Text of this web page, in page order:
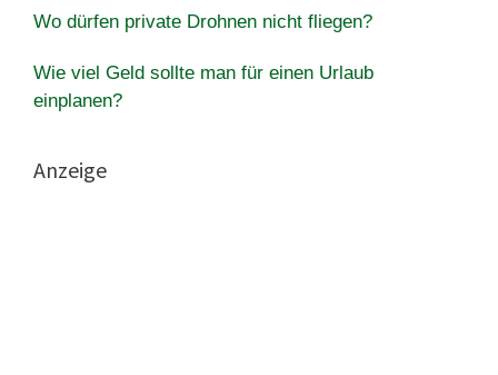
Wo dürfen private Drohnen nicht fliegen?
Wie viel Geld sollte man für einen Urlaub
einplanen?
Anzeige